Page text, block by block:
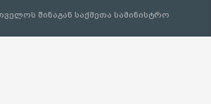
შინაგან საქმეთა სამინისტრო